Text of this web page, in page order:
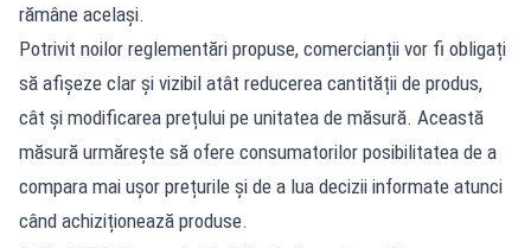
rămâne același.
Potrivit noilor reglementări propuse, comercianții vor fi obligați
să afișeze clar și vizibil atât reducerea cantității de produs,
cât și modificarea prețului pe unitatea de măsură. Această
măsură urmărește să ofere consumatorilor posibilitatea de a
compara mai ușor prețurile și de a lua decizii informate atunci
când achiziționează produse.